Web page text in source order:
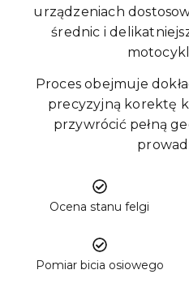
urządzeniach
średnic i
Proces obejmuje
precyzyjną korektę
przywrócić pełną
Ocena stanu felgi
Pomiar bicia osiowego